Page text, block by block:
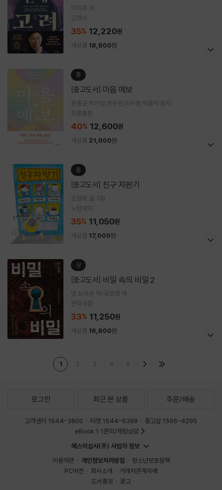
이익주 저
김영사
35% 12,220원
새상품 18,800원
중
[중고도서] 마음 예보
윤홍균,박진성,하주원,이두형,박종석 등저
흐름출판
40% 12,600원
새상품 21,000원
중
[중고도서] 친구 자판기
조경희 글그림
노란돼지
35% 11,050원
새상품 17,000원
상
[중고도서] 비밀 속의 비밀 2
댄 브라운 저/공보경 역
문학수첩
33% 11,250원
새상품 16,800원
1 2 3 4 5
로그인 최근 본 상품 주문/배송
고객센터 1544-3800 티켓 1544-6399
중고샵 1566-4295
eBook 1:1문의/채팅상담
예스이십사(주) 사업자 정보
이용약관
개인정보처리방침
청소년보호정책
PC버전
회사소개
거래처관계자께
도서홍보
광고